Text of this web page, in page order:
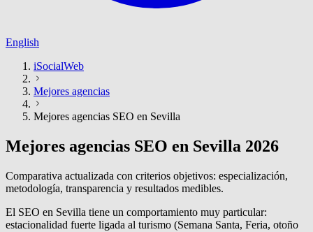
English
iSocialWeb
Mejores agencias
Mejores agencias SEO en Sevilla
Mejores agencias SEO en Sevilla 2026
Comparativa actualizada con criterios objetivos: especialización,
metodología, transparencia y resultados medibles.
El SEO en Sevilla tiene un comportamiento muy particular:
estacionalidad fuerte ligada al turismo (Semana Santa, Feria, otoño